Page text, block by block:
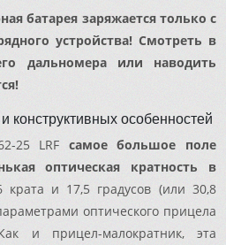
батарея заряжается только с
устройства! Смотреть в
дальномера или наводить
особенностей
25 LRF самое большое поле
оптическая кратность в
крата и 17,5 градусов (или 30,8
оптического прицела
и прицел-малократник, эта